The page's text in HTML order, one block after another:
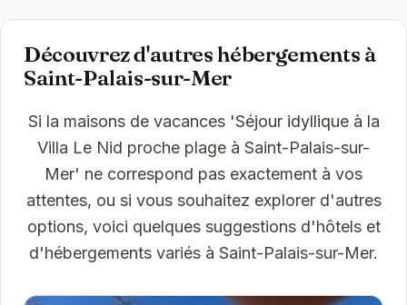
Découvrez d'autres hébergements à
Saint-Palais-sur-Mer
Si la maisons de vacances 'Séjour idyllique à la
Villa Le Nid proche plage à Saint-Palais-sur-
Mer' ne correspond pas exactement à vos
attentes, ou si vous souhaitez explorer d'autres
options, voici quelques suggestions d'hôtels et
d'hébergements variés à Saint-Palais-sur-Mer.